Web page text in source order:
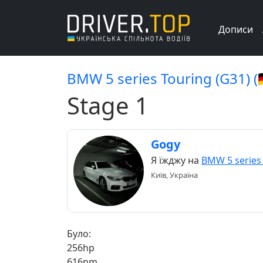
Дописи
BMW 5 series Touring (G31)
Stage 1
Gogy
Я їжджу на BMW 5
Київ, Україна
Було:
256hp